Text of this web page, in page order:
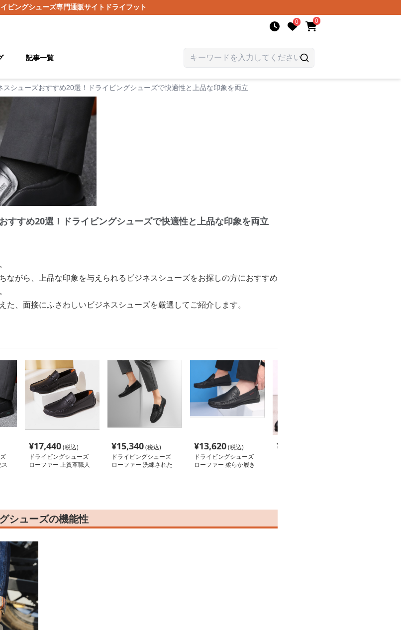
イビングシューズ専門通販サイト ドライフット
0 0
記事一覧
スシューズおすすめ20選！ドライビングシューズで快適性と上品な印象を両立
すすめ20選！ドライビングシューズで快適性と上品な印象を両立
ながら、上品な印象を与えられるビジネスシューズをお探しの方におすすめ
、面接にふさわしいビジネスシューズを厳選してご紹介します。
¥17,440(税込)
ドライビングシューズ
ローファー 上質革職人
¥15,340(税込)
ドライビングシューズ
ローファー 洗練された
¥13,620(税込)
ドライビングシューズ
ローファー 柔らか履き
¥
シューズの機能性